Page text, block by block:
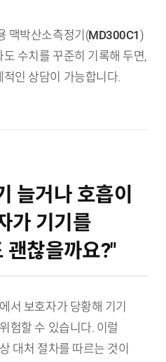
맥박산소측정기(MD300C1 )
수치를 꾸준히 기록해 두면,
인 상담이 가능합니다.
늘거나 호흡이
가 기기를
괜찮을까요?"
서 보호자가 당황해 기기
험할 수 있습니다. 이럴
대처 절차를 따르는 것이